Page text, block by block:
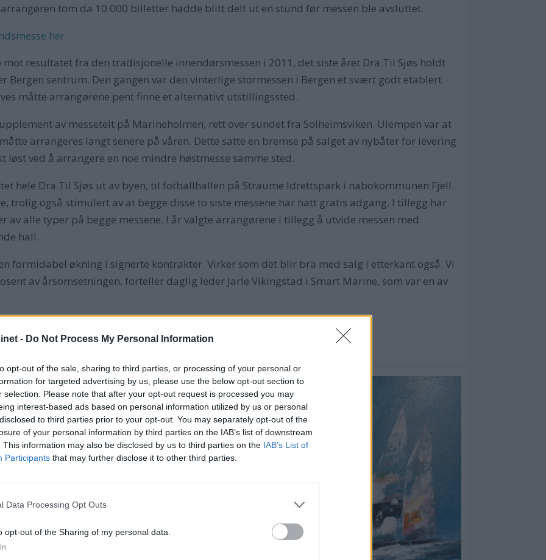
- Do Not Process My Personal Information
opt-out of the sale, sharing to third parties, or processing of your personal or
for targeted advertising by us, please use the below opt-out section to
selection. Please note that after your opt-out request is processed you may
interest-based ads based on personal information utilized by us or personal
to third parties prior to your opt-out. You may separately opt-out of the
of your personal information by third parties on the IAB’s list of downstream
This information may also be disclosed by us to third parties on the IAB’s List of
Participants that may further disclose it to other third parties.
Data Processing Opt Outs
opt-out of the Sharing of my personal data.
tom da 10 000 billetter hadde blitt delt ut en stund før messen ble avsluttet.
her
resultatet fra den tradisjonelle innendørsmessen i 2011, det siste året Dra Til Sjøs holdt
Bergen sentrum. Den gangen var den vinterlige stormessen i Bergen et svært godt etablert
måtte arrangørene pent finne et alternativt utstillingssted.
av messetelt på Marineholmen, rett over sundet fra Solheimsviken. Ulempen var at
arrangeres langt senere på våren. Dette satte en bremse på salget av nybåter for levering
ved å arrangere en noe mindre høstmesse samme sted.
hele Dra Til Sjøs ut av byen, til fotballhallen på Straume Idrettspark i nabokommunen Fjell.
trolig også stimulert av at begge disse to siste messene har hatt gratis adgang. I tillegg har
alle typer på begge messene. I år valgte arrangørene i tillegg å utvide messen med
hall.
formidabel økning i signerte kontrakter. Virker som det blir bra med salg i etterkant også. Vi
av årsomsetningen, forteller daglig leder Jarle Vikingstad i Smart Marine, som var en av